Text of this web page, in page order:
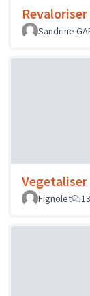
Sandrine
Fignolet
13